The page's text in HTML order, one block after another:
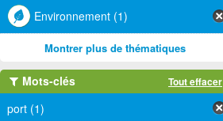
Environnement (1)
Montrer plus de thématiques
Mots-clés Tout effacer
port (1)